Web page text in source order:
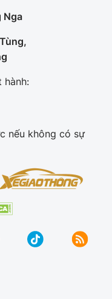
Nga
hành:
nếu không có sự